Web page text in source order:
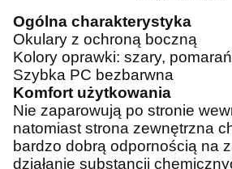
Ogólna charakterystyka
Okulary z ochroną boczną
Kolory oprawki: szary,
Szybka PC bezbarwna
Komfort użytkowania
Nie zaparowują po stronie
natomiast strona zewnętrzna
bardzo dobrą odpornością na
działanie substancji